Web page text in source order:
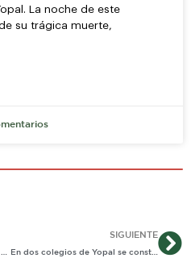
La noche de este
su trágica muerte,
En menos de una semana iniciará el pago de familias en acción
SIGUIENTE
En dos colegios de Yopal se construirá infraestructura por más de 2 mil 600 millones